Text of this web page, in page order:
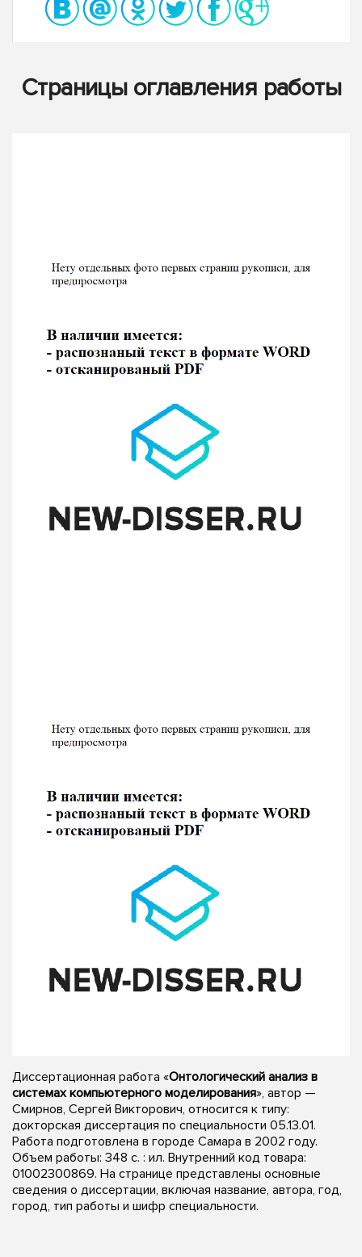
Страницы оглавления работы
Диссертационная работа «Онтологический анализ в
системах компьютерного моделирования», автор —
Смирнов, Сергей Викторович, относится к типу:
докторская диссертация по специальности 05.13.01.
Работа подготовлена в городе Самара в 2002 году.
Объем работы: 348 с. : ил. Внутренний код товара:
01002300869. На странице представлены основные
сведения о диссертации, включая название, автора, год,
город, тип работы и шифр специальности.